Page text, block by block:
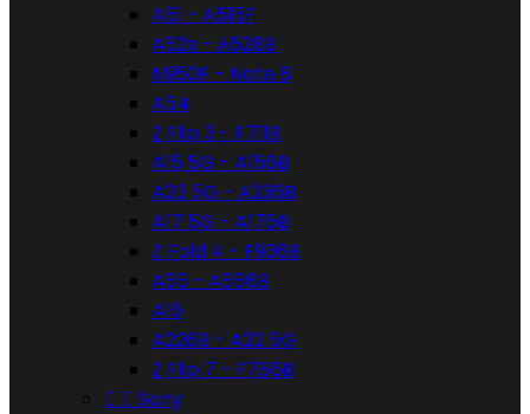
A51 - A515F
A52s - A528B
N950F - Note 8
A54
Z Flip 3 - F711B
A15 5G - A156B
A23 5G - A236B
A17 5G - A176B
Z Fold 4 - F936B
A55 - A556B
A16
A226B - A22 5G
Z Flip 7 - F766B
  Sony